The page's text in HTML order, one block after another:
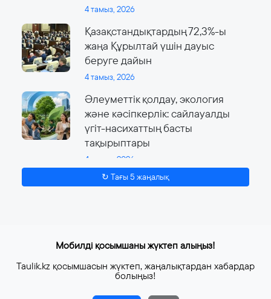
4 тамыз, 2026
Қазақстандықтардың 72,3%-ы
жаңа Құрылтай үшін дауыс
беруге дайын
4 тамыз, 2026
Әлеуметтік қолдау, экология
және кәсіпкерлік: сайлауалды
үгіт-насихаттың басты
тақырыптары
4 тамыз, 2026
↻ Тағы 5 жаңалық
Мобилді қосымшаны жүктеп алыңыз!
Taulik.kz қосымшасын жүктеп, жаңалықтардан хабардар
болыңыз!